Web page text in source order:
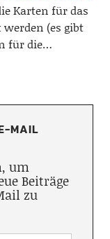
Karten für das
(es gibt
für die…
MAIL
um
Beiträge
zu